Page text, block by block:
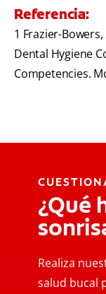
Referencia:
1 Frazier-
Dental Hygiene
Competencies.
¿Qué
Realiza
salud bucal